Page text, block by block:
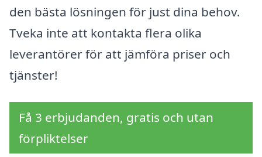
den bästa lösningen för just dina behov.
Tveka inte att kontakta flera olika
leverantörer för att jämföra priser och
tjänster!
Få 3 erbjudanden, gratis och utan
förpliktelser